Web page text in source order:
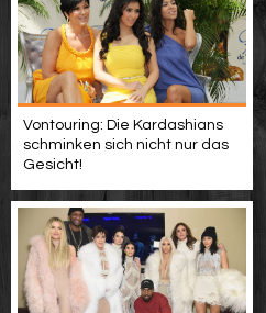
Vontouring: Die Kardashians
schminken sich nicht nur das
Gesicht!